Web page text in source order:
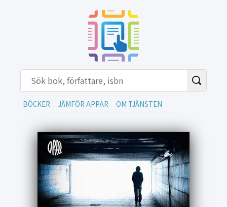
BÖCKER JÄMFÖR APPAR OM TJÄNSTEN